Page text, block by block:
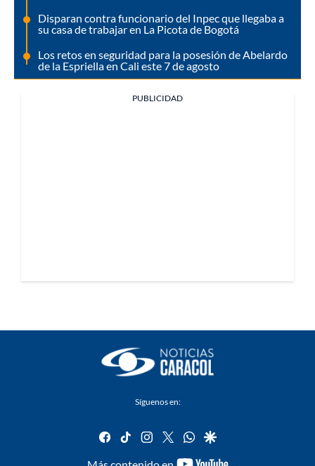
Disparan contra funcionario del Inpec que llegaba a
su casa de trabajar en La Picota de Bogotá
Los retos en seguridad para la posesión de Abelardo
de la Espriella en Cali este 7 de agosto
PUBLICIDAD
Síguenos en:
facebook
tiktok instagram
twitterwhatsapp
google
youtube-